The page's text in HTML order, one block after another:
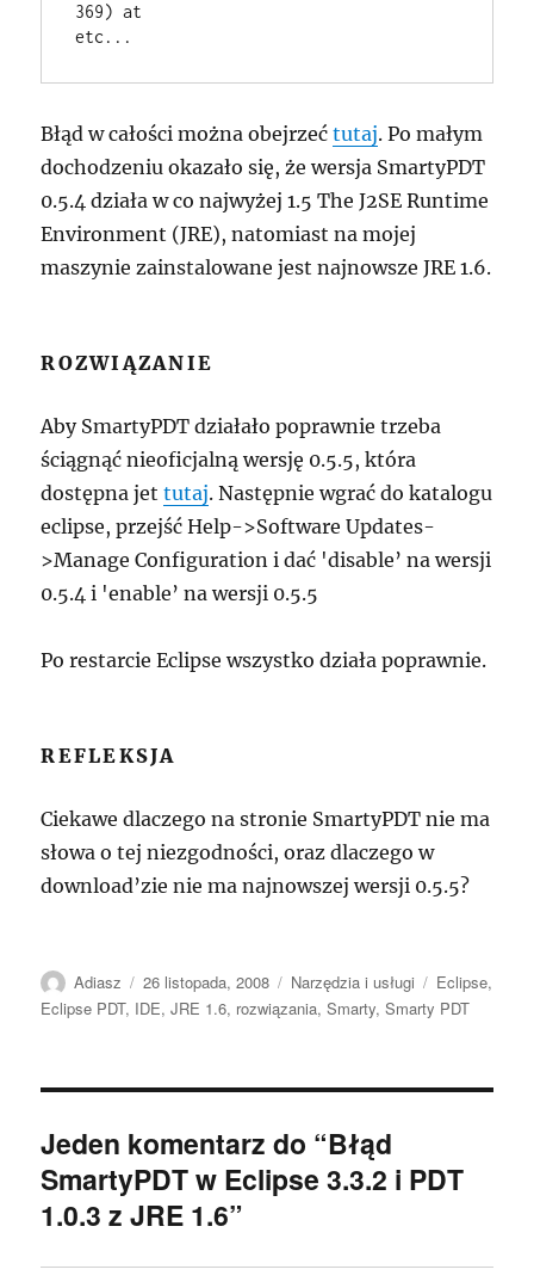
369) at
Błąd w całości można obejrzećtutaj. Po małym
dochodzeniu okazało się, że wersja SmartyPDT
0.5.4 działa w co najwyżej 1.5 The J2SE Runtime
Environment (JRE), natomiast na mojej
maszynie zainstalowane jest najnowsze JRE 1.6.
ROZWIĄZANIE
Aby SmartyPDT działało poprawnie trzeba
ściągnąć nieoficjalną wersję 0.5.5, która
dostępna jettutaj. Następnie wgrać do katalogu
eclipse, przejść Help->Software Updates-
>Manage Configuration i dać 'disable’ na wersji
0.5.4 i 'enable’ na wersji 0.5.5
Po restarcie Eclipse wszystko działa poprawnie.
REFLEKSJA
Ciekawe dlaczego na stronie SmartyPDT nie ma
słowa o tej niezgodności, oraz dlaczego w
download’zie nie ma najnowszej wersji 0.5.5?
Autor
Adiasz
Data
publikacji
26 listopada, 2008 Kategorie
Narzędzia i usługi Tagi
Eclipse,
Eclipse PDT, IDE,JRE 1.6, rozwiązania,Smarty,Smarty PDT
Jeden komentarz do “Błąd
SmartyPDT w Eclipse 3.3.2 i PDT
1.0.3 z JRE 1.6”